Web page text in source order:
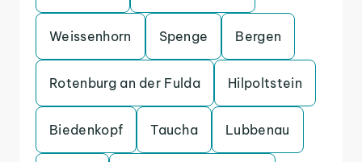
Weissenhorn Spenge Bergen
Rotenburg an der Fulda Hilpoltstein
Biedenkopf Taucha Lubbenau